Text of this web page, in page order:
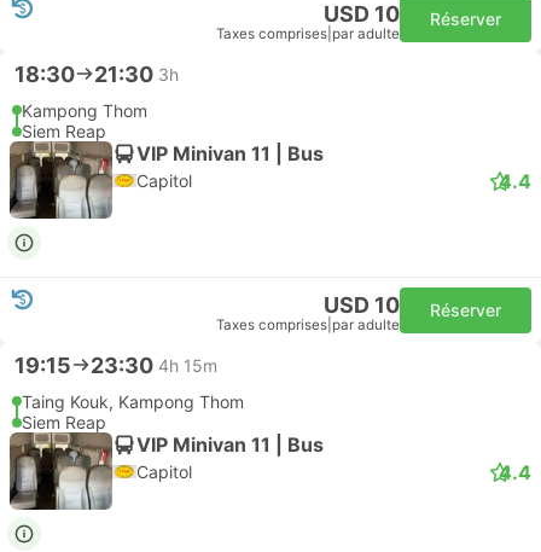
USD 10
Taxes comprises par adulte
Réserver
18:30 21:30 3h
Kampong Thom
Siem Reap
VIP Minivan 11 | Bus
Capitol 4.4
USD 10
Taxes comprises par adulte
Réserver
19:15 23:30 4h 15m
Taing Kouk, Kampong Thom
Siem Reap
VIP Minivan 11 | Bus
Capitol 4.4